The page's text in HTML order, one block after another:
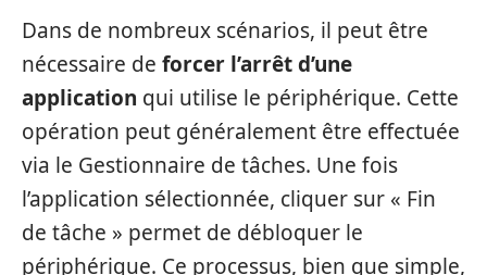
Dans de nombreux scénarios, il peut être
nécessaire de forcer l’arrêt d’une
application qui utilise le périphérique. Cette
opération peut généralement être effectuée
via le Gestionnaire de tâches. Une fois
l’application sélectionnée, cliquer sur « Fin
de tâche » permet de débloquer le
périphérique. Ce processus, bien que simple,